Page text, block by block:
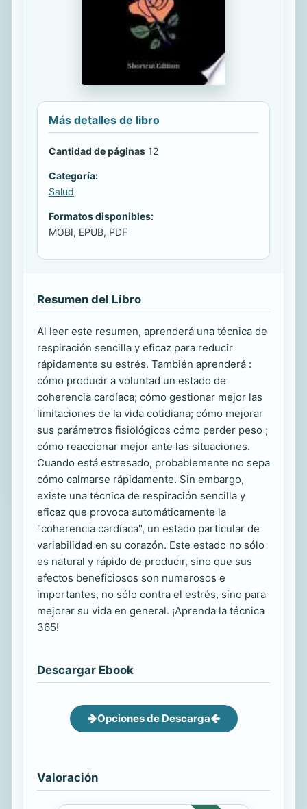
Más detalles de libro
Cantidad de páginas 12
Categoría:
Salud
Formatos disponibles:
MOBI, EPUB, PDF
Resumen del Libro
Al leer este resumen, aprenderá una técnica de
respiración sencilla y eficaz para reducir
rápidamente su estrés. También aprenderá :
cómo producir a voluntad un estado de
coherencia cardíaca; cómo gestionar mejor las
limitaciones de la vida cotidiana; cómo mejorar
sus parámetros fisiológicos cómo perder peso ;
cómo reaccionar mejor ante las situaciones.
Cuando está estresado, probablemente no sepa
cómo calmarse rápidamente. Sin embargo,
existe una técnica de respiración sencilla y
eficaz que provoca automáticamente la
"coherencia cardíaca", un estado particular de
variabilidad en su corazón. Este estado no sólo
es natural y rápido de producir, sino que sus
efectos beneficiosos son numerosos e
importantes, no sólo contra el estrés, sino para
mejorar su vida en general. ¡Aprenda la técnica
365!
Descargar Ebook
Opciones de Descarga
Valoración